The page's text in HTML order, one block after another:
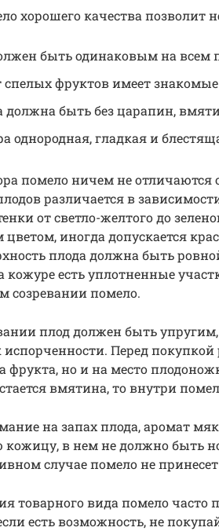
хорошего качества позволит
быть одинаковым на всем
спелых фруктов имеет
должна быть без царапин,
однородная, гладкая и
помело ничем не отличаются
различается в
от светло-желтого до
иногда допускается
плода должна быть
кожуре есть уплотненные
созревании помело.
плод должен быть
испорченности. Перед
фрукта, но и на место
вмятина, то внутри
на запах плода, аромат
кожицу, в нем не должно быть
случае помело не
товарного вида помело
есть возможность, не